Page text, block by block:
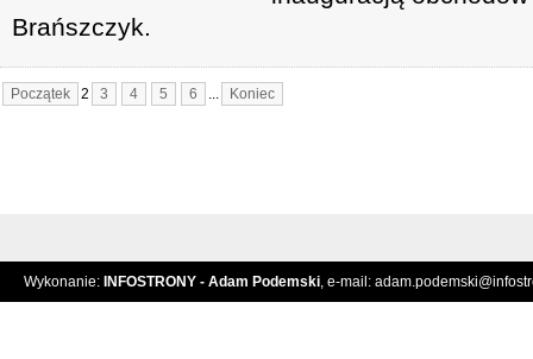
Brańszczyk.
Początek 2 3 4 5 6 ... Koniec
Wykonanie: INFOSTRONY - Adam Podemski, e-mail: